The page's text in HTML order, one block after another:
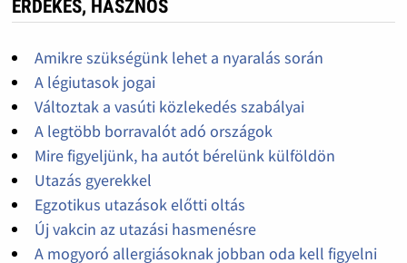
ÉRDEKES, HASZNOS
Amikre szükségünk lehet a nyaralás során
A légiutasok jogai
Változtak a vasúti közlekedés szabályai
A legtöbb borravalót adó országok
Mire figyeljünk, ha autót bérelünk külföldön
Utazás gyerekkel
Egzotikus utazások előtti oltás
Új vakcin az utazási hasmenésre
A mogyoró allergiásoknak jobban oda kell figyelni